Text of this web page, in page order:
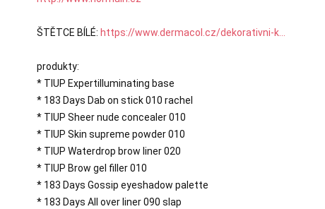
ŠTĚTCE BÍLÉ: https://www.dermacol.cz/dekorativni-k...
produkty:
* TIUP Expertilluminating base
* 183 Days Dab on stick 010 rachel
* TIUP Sheer nude concealer 010
* TIUP Skin supreme powder 010
* TIUP Waterdrop brow liner 020
* TIUP Brow gel filler 010
* 183 Days Gossip eyeshadow palette
* 183 Days All over liner 090 slap